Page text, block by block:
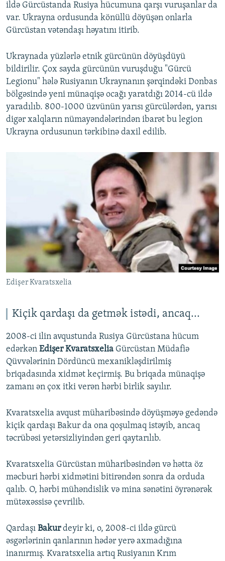
ildə Gürcüstanda Rusiya hücumuna qarşı vuruşanlar da
var. Ukrayna ordusunda könüllü döyüşən onlarla
Gürcüstan vətəndaşı həyatını itirib.
Ukraynada yüzlərlə etnik gürcünün döyüşdüyü
bildirilir. Çox sayda gürcünün vuruşduğu "Gürcü
Legionu" hələ Rusiyanın Ukraynanın şərqindəki Donbas
bölgəsində yeni münaqişə ocağı yaratdığı 2014-cü ildə
yaradılıb. 800-1000 üzvünün yarısı gürcülərdən, yarısı
digər xalqların nümayəndələrindən ibarət bu legion
Ukrayna ordusunun tərkibinə daxil edilib.
Edişer Kvaratsxelia
Kiçik qardaşı da getmək istədi, ancaq...
2008-ci ilin avqustunda Rusiya Gürcüstana hücum
edərkən Edişer Kvaratsxelia Gürcüstan Müdafiə
Qüvvələrinin Dördüncü mexanikləşdirilmiş
briqadasında xidmət keçirmiş. Bu briqada münaqişə
zamanı ən çox itki verən hərbi birlik sayılır.
Kvaratsxelia avqust müharibəsində döyüşməyə gedəndə
kiçik qardaşı Bakur da ona qoşulmaq istəyib, ancaq
təcrübəsi yetərsizliyindən geri qaytarılıb.
Kvaratsxelia Gürcüstan müharibəsindən və hətta öz
məcburi hərbi xidmətini bitirəndən sonra da orduda
qalıb. O, hərbi mühəndislik və mina sənətini öyrənərək
mütəxəssisə çevrilib.
Qardaşı Bakurdeyir ki, o, 2008-ci ildə gürcü
əsgərlərinin qanlarının hədər yerə axmadığına
inanırmış. Kvaratsxelia artıq Rusiyanın Krım